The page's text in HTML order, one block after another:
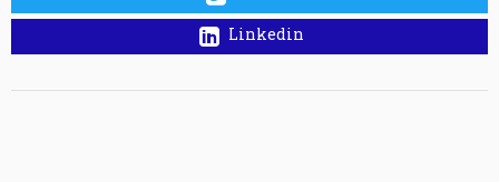
Linkedin